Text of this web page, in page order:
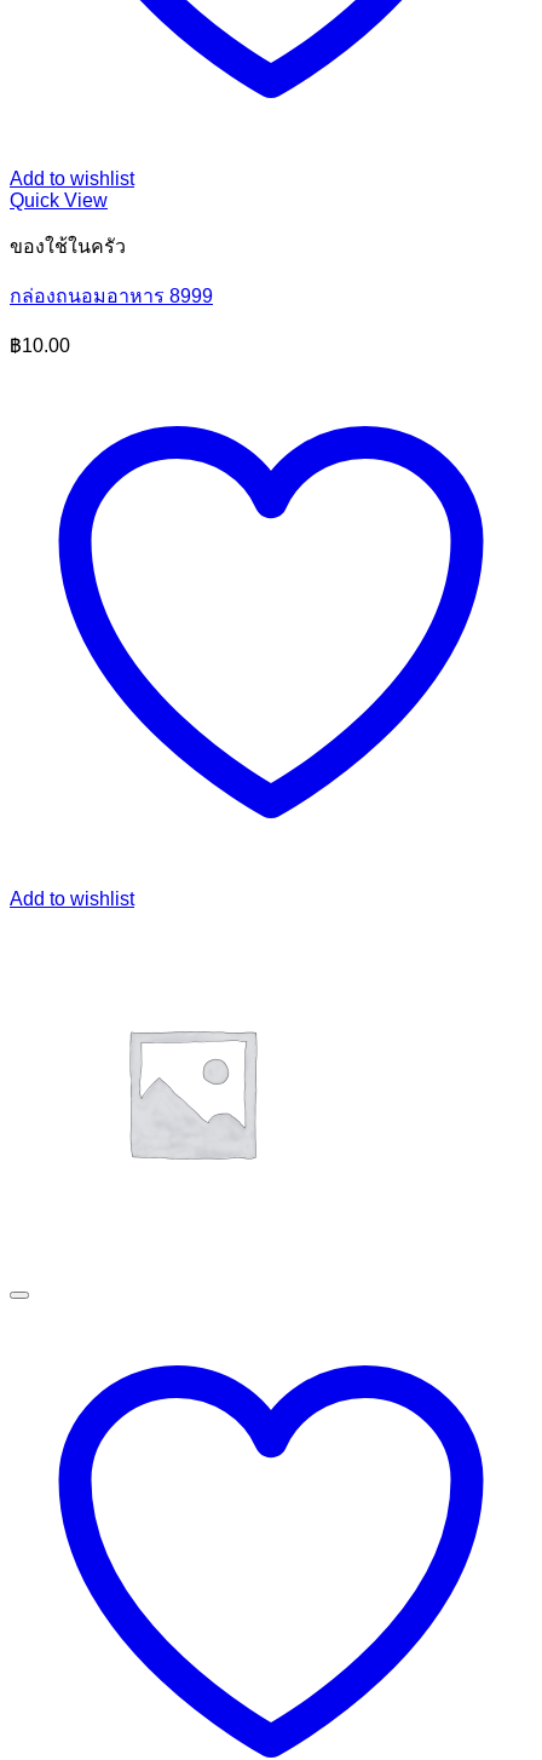
Add to wishlist
Quick View
ของใช้ในครัว
กล่องถนอมอาหาร 8999
฿10.00
Add to wishlist